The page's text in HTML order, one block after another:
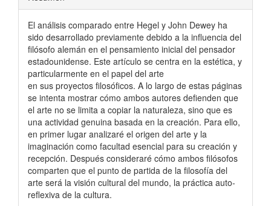
El análisis comparado entre Hegel y John Dewey ha
sido desarrollado previamente debido a la influencia del
filósofo alemán en el pensamiento inicial del pensador
estadounidense. Este artículo se centra en la estética, y
particularmente en el papel del arte
en sus proyectos filosóficos. A lo largo de estas páginas
se intenta mostrar cómo ambos autores defienden que
el arte no se limita a copiar la naturaleza, sino que es
una actividad genuina basada en la creación. Para ello,
en primer lugar analizaré el origen del arte y la
imaginación como facultad esencial para su creación y
recepción. Después consideraré cómo ambos filósofos
comparten que el punto de partida de la filosofía del
arte será la visión cultural del mundo, la práctica auto-
reflexiva de la cultura.